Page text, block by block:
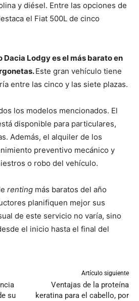
y diésel. Entre las opciones de
el Fiat 500L de cinco
Dacia Lodgy es el más barato en
Este gran vehículo tiene
entre las cinco y las siete plazas.
los modelos mencionados. El
disponible para particulares,
Además, el alquiler de los
preventivo mecánico y
o robo del vehículo.
renting más baratos del año
planifiquen mejor sus
de este servicio no varía, sino
el inicio hasta el final del
su
Artículo siguiente
Ventajas de la proteína
keratina para el cabello, por